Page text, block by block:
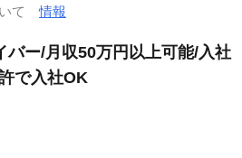
いて情報
バー/月収50万円以上可能/入社
で入社OK